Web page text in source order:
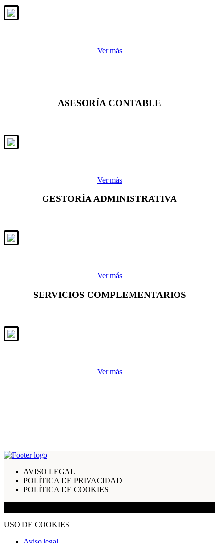
Ver más
ASESORÍA CONTABLE
Ver más
GESTORÍA ADMINISTRATIVA
Ver más
SERVICIOS COMPLEMENTARIOS
Ver más
AVISO LEGAL
POLÍTICA DE PRIVACIDAD
POLÍTICA DE COOKIES
USO DE COOKIES
Aviso legal